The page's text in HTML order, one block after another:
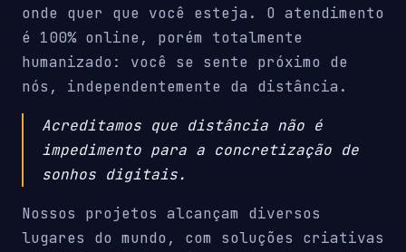
onde quer que você esteja. O atendimento
é 100% online, porém totalmente
humanizado: você se sente próximo de
nós, independentemente da distância.
Acreditamos que distância não é
impedimento para a concretização de
sonhos digitais.
Nossos projetos alcançam diversos
lugares do mundo, com soluções criativas